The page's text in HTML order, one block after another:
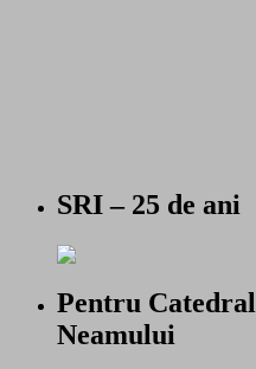
SRI – 25 de ani
Pentru
Neamului